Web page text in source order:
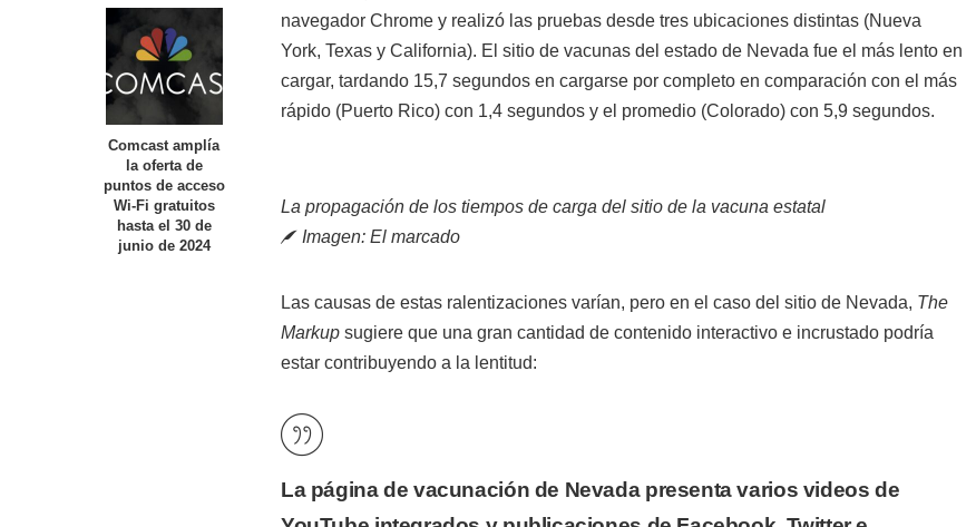
Comcast amplía
la oferta de
puntos de acceso
Wi-Fi gratuitos
hasta el 30 de
junio de 2024
navegador Chrome y realizó las pruebas desde tres ubicaciones distintas (Nueva
York, Texas y California). El sitio de vacunas del estado de Nevada fue el más lento en
cargar, tardando 15,7 segundos en cargarse por completo en comparación con el más
rápido (Puerto Rico) con 1,4 segundos y el promedio (Colorado) con 5,9 segundos.
La propagación de los tiempos de carga del sitio de la vacuna estatal
Imagen: El marcado
Las causas de estas ralentizaciones varían, pero en el caso del sitio de Nevada, The
Markup sugiere que una gran cantidad de contenido interactivo e incrustado podría
estar contribuyendo a la lentitud:
La página de vacunación de Nevada presenta varios videos de